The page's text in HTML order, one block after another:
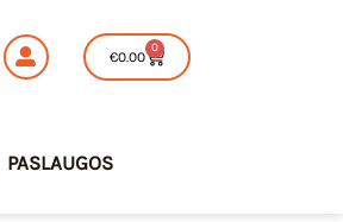
€0.00
0
Cart
PASLAUGOS